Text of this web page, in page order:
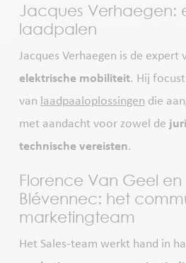
Jacques Verhaegen:
laadpalen
Jacques Verhaegen is de
elektrische mobiliteit. Hij
van laadpaaloplossingen die
met aandacht voor zowel de
technische vereisten.
Florence Van Geel
Blévennec: het
marketingteam
Het Sales-team werkt hand in